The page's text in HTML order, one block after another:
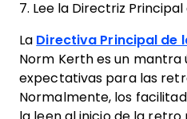
7. Lee la Directriz
La Directiva Principal de
Norm Kerth es un mantra
expectativas para las
Normalmente, los
la leen al inicio de la